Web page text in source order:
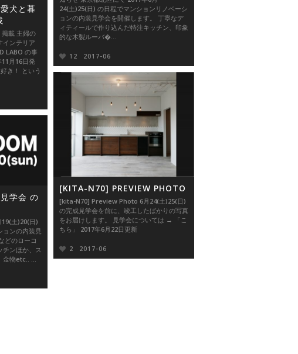
犬と暮
載 主婦の
インテリア
LABO の事
月16日発
き！ という
24(土)25(日) の日程でマンションリノベーシ
ョンの内装見学会を開催します。 丁寧なデ
ィティールで作り込んだ特注キッチン、印象
的な木製ルーバ�...
12 2017-06
[KITA-N70] PREVIEW PHOTO
[kita-N70] Preview Photo 6月24(土)25(日)
の完成見学会を前に、竣工したばかりの写真
をお届けします。 見学会については → 「こ
ちら」 2017年6月22日更新
2 2017-06
学会 の
土)20(日)
ョンの内装見
どのローコ
チンほか、ス
金物etc.. ...